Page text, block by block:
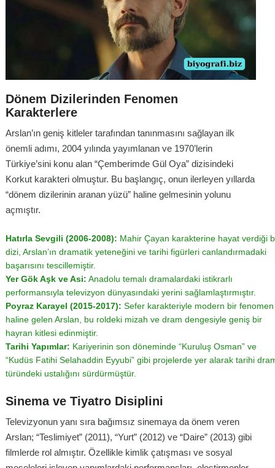
Dönem Dizilerinden Fenomen
Karakterlere
Arslan’ın geniş kitleler tarafından tanınmasını sağlayan ilk
önemli adımı, 2004 yılında yayımlanan ve 1970’lerin
Türkiye’sini konu alan “Çemberimde Gül Oya” dizisindeki
Korkut karakteri olmuştur. Bu başlangıç, onun ilerleyen yıllarda
“dönem dizilerinin aranan yüzü” haline gelmesinin yolunu
açmıştır.
Hatırla Sevgili (2006-2008): Mahir Çayan karakterine hayat verdiği
dizi, Arslan’ın dramatik yeteneğini ve tarihi figürleri canlandırmadaki
başarısını tescillemiştir.
Yer Gök Aşk ve Asi: Anadolu temalı dramalardaki istikrarlı
performansıyla televizyon dünyasındaki yerini sağlamlaştırmıştır.
Poyraz Karayel (2015-2017): Sefer karakteriyle modern bir fenomen
haline gelen Arslan, bu roldeki mizah ve dram dengesiyle geniş bir
hayran kitlesi edinmiştir.
Tarihi Yapımlar: Kariyerinin son döneminde “Kuruluş Osman” ve
“Kudüs Fatihi Selahaddin Eyyubi” gibi projelerde yer alarak tarihi
türündeki ustalığını sürdürmüştür.
Sinema ve Tiyatro Disiplini
Televizyonun yanı sıra bağımsız sinemaya da önem veren
Arslan; “Teslimiyet” (2011), “Yurt” (2012) ve “Daire” (2013) gibi
filmlerde rol almıştır. Özellikle kimlik çatışması ve sosyal